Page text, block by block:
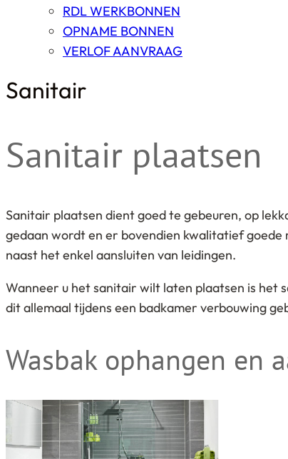
RDL WERKBONNEN
OPNAME BONNEN
VERLOF AANVRAAG
Sanitair
Sanitair plaatsen
Sanitair plaatsen dient goed te gebeuren, op
gedaan wordt en er bovendien kwalitatief
naast het enkel aansluiten van leidingen.
Wanneer u het sanitair wilt laten plaatsen is het
dit allemaal tijdens een badkamer verbouwing
Wasbak ophangen en